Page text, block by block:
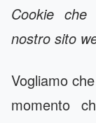
Cookie
nostro sito
Vogliamo
momento